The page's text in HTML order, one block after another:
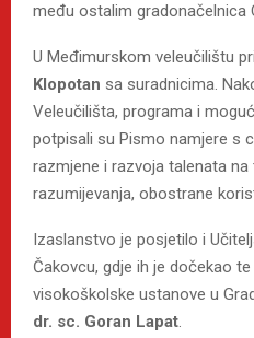
među ostalim gradonačelnica
U Međimurskom veleučilištu
Klopotan sa suradnicima.
Veleučilišta, programa i
potpisali su Pismo namjere s
razmjene i razvoja talenata
razumijevanja, obostrane
Izaslanstvo je posjetilo i
Čakovcu, gdje ih je dočekao
visokoškolske ustanove u
dr. sc. Goran Lapat.